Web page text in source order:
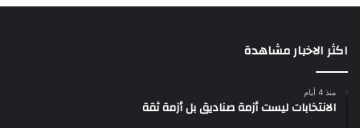
اكثر الاخبار مشاهدة
منذ 4 أيام
الانتخابات ليست أزمة صناديق بل أزمة ثقة